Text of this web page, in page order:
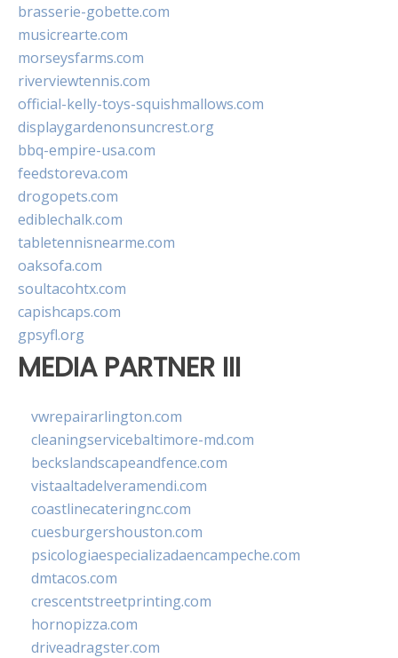
brasserie-gobette.com
musicrearte.com
morseysfarms.com
riverviewtennis.com
official-kelly-toys-squishmallows.com
displaygardenonsuncrest.org
bbq-empire-usa.com
feedstoreva.com
drogopets.com
ediblechalk.com
tabletennisnearme.com
oaksofa.com
soultacohtx.com
capishcaps.com
gpsyfl.org
MEDIA PARTNER III
vwrepairarlington.com
cleaningservicebaltimore-md.com
beckslandscapeandfence.com
vistaaltadelveramendi.com
coastlinecateringnc.com
cuesburgershouston.com
psicologiaespecializadaencampeche.com
dmtacos.com
crescentstreetprinting.com
hornopizza.com
driveadragster.com